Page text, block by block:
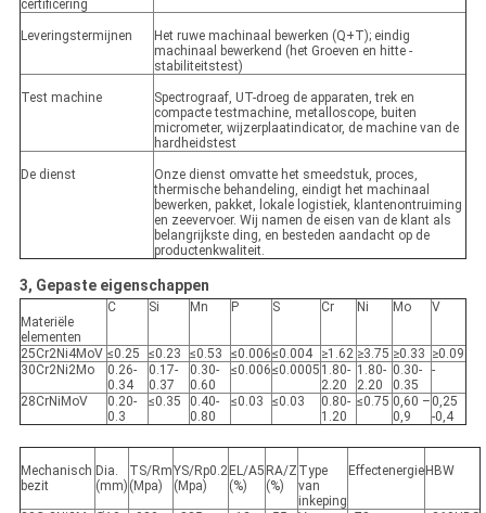
certificering
Leveringstermijnen
Het ruwe machinaal bewerken (Q+T); eindig
machinaal bewerkend (het Groeven en hitte -
stabiliteitstest)
Test machine
Spectrograaf, UT-droeg de apparaten, trek en
compacte testmachine, metalloscope, buiten
micrometer, wijzerplaatindicator, de machine van de
hardheidstest
De dienst
Onze dienst omvatte het smeedstuk, proces,
thermische behandeling, eindigt het machinaal
bewerken, pakket, lokale logistiek, klantenontruiming
en zeevervoer. Wij namen de eisen van de klant als
belangrijkste ding, en besteden aandacht op de
productenkwaliteit.
3, Gepaste eigenschappen
Materiële
elementen
C Si Mn P S Cr Ni Mo V
25Cr2Ni4MoV ≤0.25 ≤0.23 ≤0.53 ≤0.006≤0.004 ≥1.62 ≥3.75 ≥0.33 ≥0.09
30Cr2Ni2Mo
0.26-
0.34
0.17-
0.37
0.30-
0.60
≤0.006≤0.0005 1.80-
2.20
1.80-
2.20
0.30-
0.35
-
28CrNiMoV
0.20-
0.3
≤0.35
0.40-
0.80
≤0.03 ≤0.03
0.80-
1.20
≤0.75 0,60 –
0,9
0,25
-0,4
Mechanisch
bezit
Dia.
(mm)
TS/Rm
(Mpa)
YS/Rp0.2
(Mpa)
EL/A5
(%)
RA/Z
(%)
Type
van
inkeping
Effectenergie HBW